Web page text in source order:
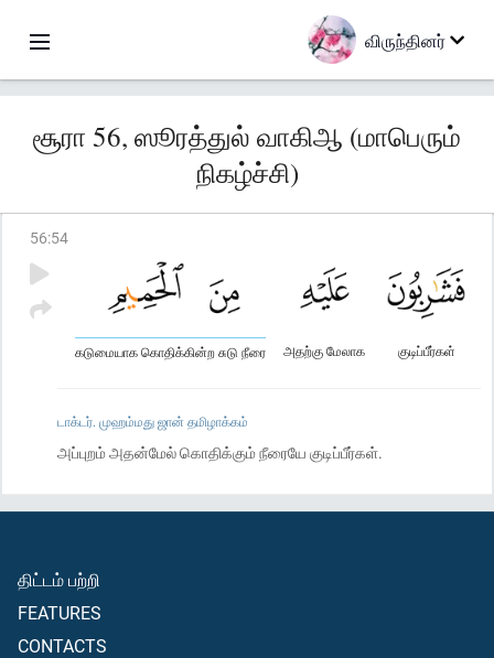
விருந்தினர்
சூரா 56, ஸூரத்துல் வாகிஆ (மாபெரும்
நிகழ்ச்சி)
56:54
குடிப்பீர்கள்
அதற்கு மேலாக
கடுமையாக கொதிக்கின்ற சுடு நீரை
டாக்டர். முஹம்மது ஜான் தமிழாக்கம்
அப்புறம் அதன்மேல் கொதிக்கும் நீரையே குடிப்பீர்கள்.
திட்டம் பற்றி
FEATURES
CONTACTS